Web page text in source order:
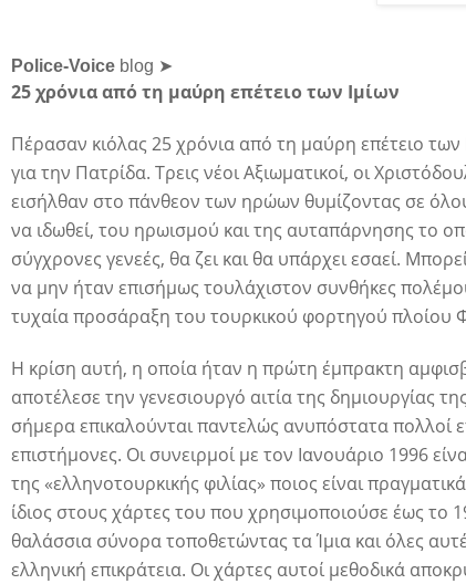
Police-Voice blog ➤
25 χρόνια από τη μαύρη επέτειο των Ιμίων
Πέρασαν κιόλας 25 χρόνια από τη μαύρη επέτειο
για την Πατρίδα. Τρεις νέοι Αξιωματικοί, οι
εισήλθαν στο πάνθεον των ηρώων θυμίζοντας σε
να ιδωθεί, του ηρωισμού και της αυταπάρνησης το
σύγχρονες γενεές, θα ζει και θα υπάρχει εσαεί.
να μην ήταν επισήμως τουλάχιστον συνθήκες
τυχαία προσάραξη του τουρκικού φορτηγού πλοίου
Η κρίση αυτή, η οποία ήταν η πρώτη έμπρακτη
αποτέλεσε την γενεσιουργό αιτία της δημιουργίας
σήμερα επικαλούνται παντελώς ανυπόστατα πολλοί
επιστήμονες. Οι συνειρμοί με τον Ιανουάριο 1996
της «ελληνοτουρκικής φιλίας» ποιος είναι
ίδιος στους χάρτες του που χρησιμοποιούσε έως το
θαλάσσια σύνορα τοποθετώντας τα Ίμια και όλες
ελληνική επικράτεια. Οι χάρτες αυτοί μεθοδικά